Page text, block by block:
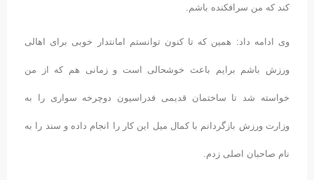
کند که من سرافکنده باشم.
وی ادامه داد: همین که تا کنون توانستم امانتدار خوبی برای اهالی
ورزش باشم برایم باعث خوشحالی است و زمانی هم که از من
خواسته شد تا ساختمان قدیمی فدراسیون دوچرخه سواری را به
وزارت ورزش بازگردانم با کمال میل این کار را انجام داده و سند را به
نام صاحبان اصلی زدم.